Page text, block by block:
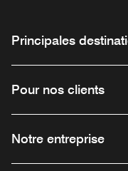
Principales
Pour nos clients
Notre entreprise